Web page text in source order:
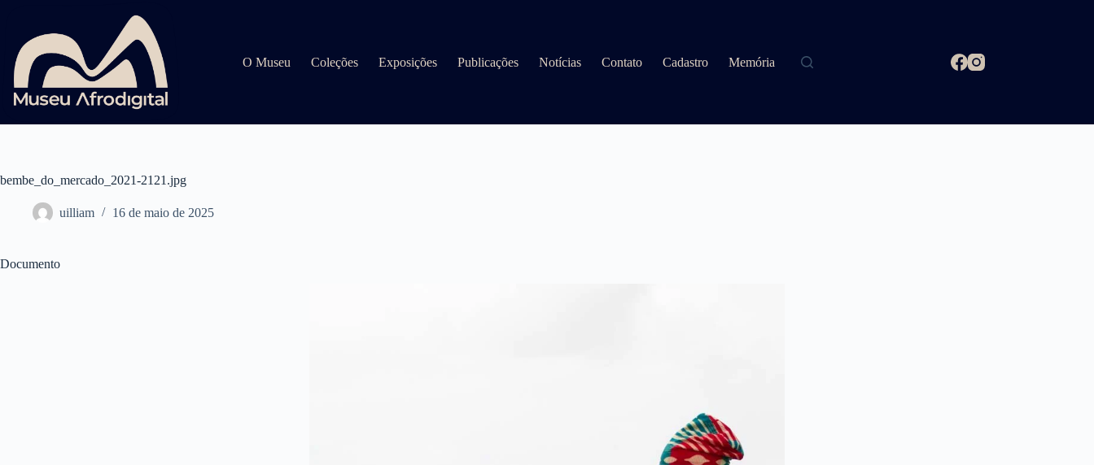
conteúdo
O Museu
Coleções Exposições Publicações Notícias Contato Cadastro Memória
bembe_do_mercado_2021-2121.jpg
uilliam 16 de maio de 2025
Documento